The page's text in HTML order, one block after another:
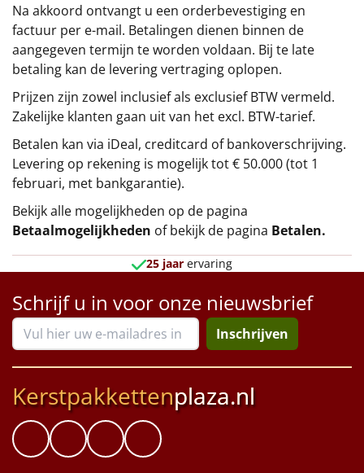
Na akkoord ontvangt u een orderbevestiging en
factuur per e-mail. Betalingen dienen binnen de
aangegeven termijn te worden voldaan. Bij te late
betaling kan de levering vertraging oplopen.
Prijzen zijn zowel inclusief als exclusief BTW vermeld.
Zakelijke klanten gaan uit van het excl. BTW-tarief.
Betalen kan via iDeal, creditcard of bankoverschrijving.
Levering op rekening is mogelijk tot € 50.000 (tot 1
februari, met bankgarantie).
Bekijk alle mogelijkheden op de pagina
Betaalmogelijkheden of bekijk de pagina Betalen.
25 jaar ervaring
Schrijf u in voor onze nieuwsbrief
Inschrijven
Kerstpakkettenplaza.nl